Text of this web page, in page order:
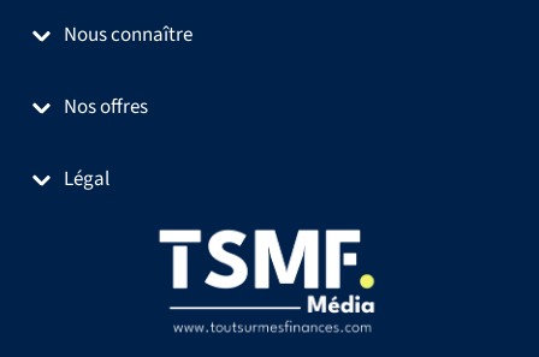
Nous connaître
Nos offres
Légal